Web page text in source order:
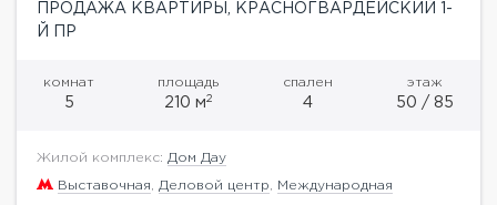
ПРОДАЖА КВАРТИРЫ, КРАСНОГВАРДЕЙСКИЙ 1-
Й ПР
комнат
5
площадь
210 м2
спален
4
этаж
50 / 85
Жилой комплекс: Дом Дау
Выставочная Деловой центр Международная